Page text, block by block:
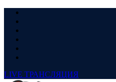
LIVE ТРАНСЛЯЦИЯ